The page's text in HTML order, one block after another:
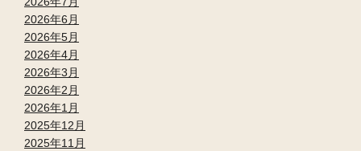
2026年6月
2026年5月
2026年4月
2026年3月
2026年2月
2026年1月
2025年12月
2025年11月